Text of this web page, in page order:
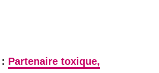
Partenaire toxique,